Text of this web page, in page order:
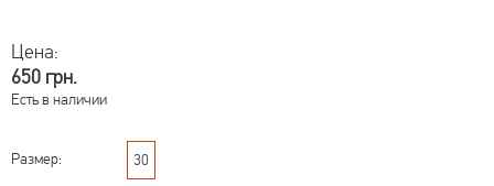
Цена:
650 грн.
Есть в наличии
Размер: 30